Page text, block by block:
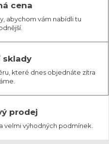
cena
abychom vám nabídli tu
sklady
které dnes objednáte zítra
prodej
velmi výhodných podmínek.